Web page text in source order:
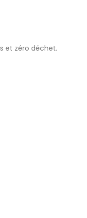
et zéro déchet.